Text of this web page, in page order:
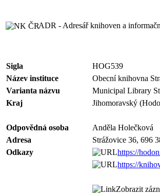
ADR - Adresář knihoven a
Sigla
HOG539
Název instituce
Obecní knihovna
Varianta názvu
Municipal Library
Kraj
Jihomoravský
Odpovědná osoba
Anděla Holečková
Adresa
Strážovice 36, 696
Odkazy
https://
https://
Zobrazit